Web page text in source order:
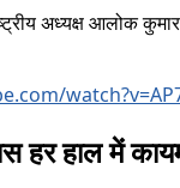
अध्यक्ष आलोक
हर हाल में